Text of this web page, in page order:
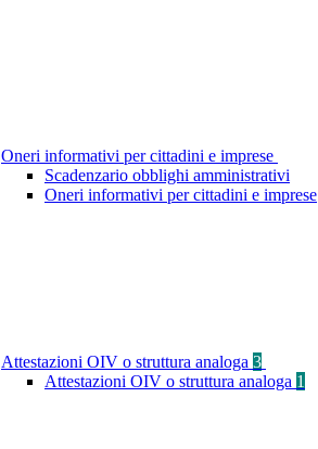
Oneri informativi per cittadini e imprese
Scadenzario obblighi amministrativi
Oneri informativi per cittadini e imprese
Attestazioni OIV o struttura analoga 3
Attestazioni OIV o struttura analoga 1